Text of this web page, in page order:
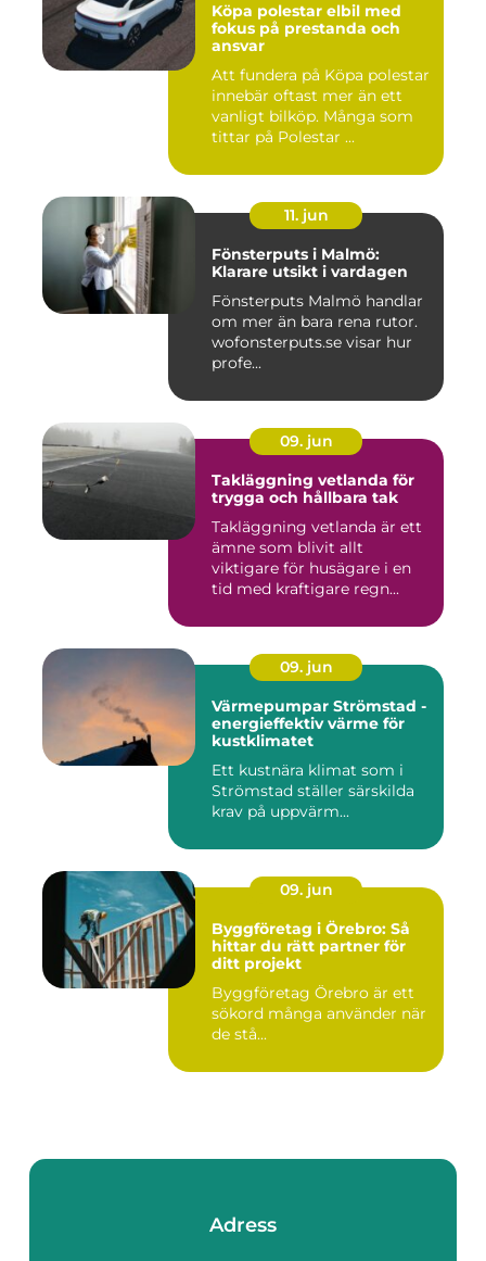
Köpa polestar elbil med
fokus på prestanda och
ansvar
Att fundera på Köpa polestar
innebär oftast mer än ett
vanligt bilköp. Många som
tittar på Polestar ...
11. jun
Fönsterputs i Malmö:
Klarare utsikt i vardagen
Fönsterputs Malmö handlar
om mer än bara rena rutor.
wofonsterputs.se visar hur
profe...
09. jun
Takläggning vetlanda för
trygga och hållbara tak
Takläggning vetlanda är ett
ämne som blivit allt
viktigare för husägare i en
tid med kraftigare regn...
09. jun
Värmepumpar Strömstad -
energieffektiv värme för
kustklimatet
Ett kustnära klimat som i
Strömstad ställer särskilda
krav på uppvärm...
09. jun
Byggföretag i Örebro: Så
hittar du rätt partner för
ditt projekt
Byggföretag Örebro är ett
sökord många använder när
de stå...
Adress